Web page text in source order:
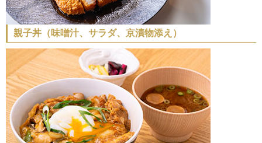
親子丼（味噌汁、サラダ、京漬物添え）